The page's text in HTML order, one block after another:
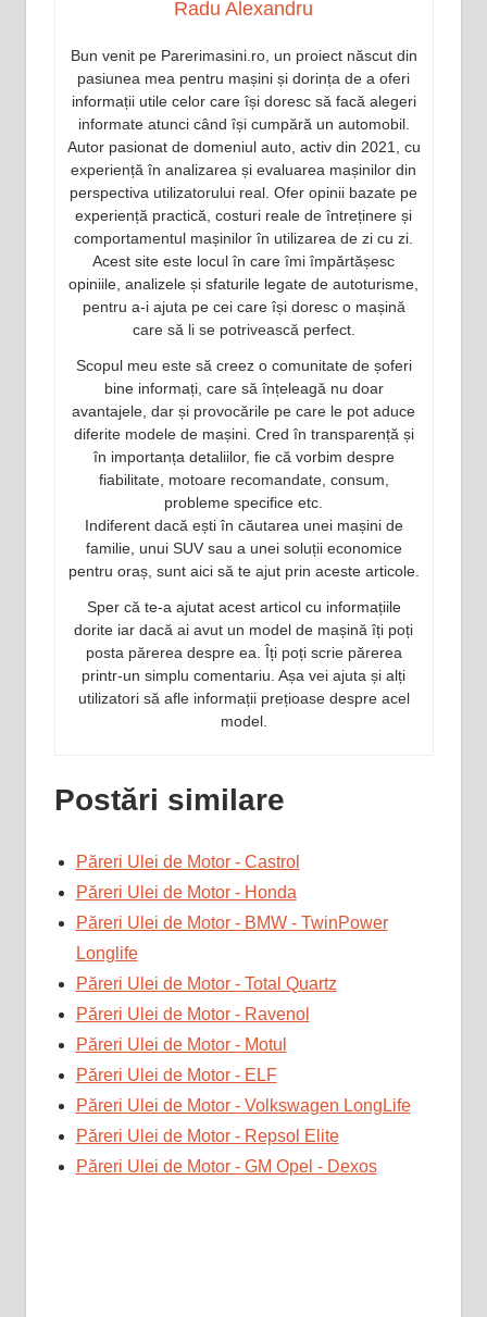
Radu Alexandru
Bun venit pe Parerimasini.ro, un proiect născut din
pasiunea mea pentru mașini și dorința de a oferi
informații utile celor care își doresc să facă alegeri
informate atunci când își cumpără un automobil.
Autor pasionat de domeniul auto, activ din 2021, cu
experiență în analizarea și evaluarea mașinilor din
perspectiva utilizatorului real. Ofer opinii bazate pe
experiență practică, costuri reale de întreținere și
comportamentul mașinilor în utilizarea de zi cu zi.
Acest site este locul în care îmi împărtășesc
opiniile, analizele și sfaturile legate de autoturisme,
pentru a-i ajuta pe cei care își doresc o mașină
care să li se potrivească perfect.
Scopul meu este să creez o comunitate de șoferi
bine informați, care să înțeleagă nu doar
avantajele, dar și provocările pe care le pot aduce
diferite modele de mașini. Cred în transparență și
în importanța detaliilor, fie că vorbim despre
fiabilitate, motoare recomandate, consum,
probleme specifice etc.
Indiferent dacă ești în căutarea unei mașini de
familie, unui SUV sau a unei soluții economice
pentru oraș, sunt aici să te ajut prin aceste articole.
Sper că te-a ajutat acest articol cu informațiile
dorite iar dacă ai avut un model de mașină îți poți
posta părerea despre ea. Îți poți scrie părerea
printr-un simplu comentariu. Așa vei ajuta și alți
utilizatori să afle informații prețioase despre acel
model.
Postări similare
Păreri Ulei de Motor - Castrol
Păreri Ulei de Motor - Honda
Păreri Ulei de Motor - BMW - TwinPower
Longlife
Păreri Ulei de Motor - Total Quartz
Păreri Ulei de Motor - Ravenol
Păreri Ulei de Motor - Motul
Păreri Ulei de Motor - ELF
Păreri Ulei de Motor - Volkswagen LongLife
Păreri Ulei de Motor - Repsol Elite
Păreri Ulei de Motor - GM Opel - Dexos